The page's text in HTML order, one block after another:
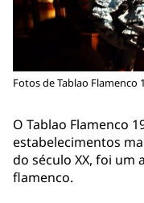
Fotos de Tablao Flamenco
O Tablao Flamenco
estabelecimentos
do século XX, foi um
flamenco.